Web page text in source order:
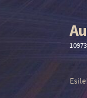
Liigu
Liigu
sisu